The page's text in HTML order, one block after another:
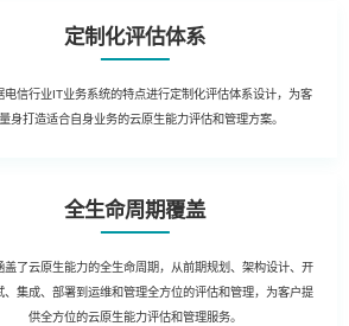
定制化评估体系
电信行业IT业务系统的特点进行定制化评估体系设计，为客
身打造适合自身业务的云原生能力评估和管理方案。
全生命周期覆盖
盖了云原生能力的全生命周期，从前期规划、架构设计、开
、集成、部署到运维和管理全方位的评估和管理，为客户提
供全方位的云原生能力评估和管理服务。